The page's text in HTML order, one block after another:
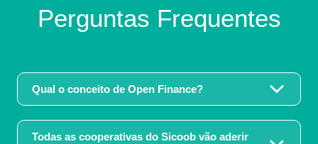
Perguntas Frequentes
Qual o conceito de Open Finance?
Todas as cooperativas do Sicoob vão aderir